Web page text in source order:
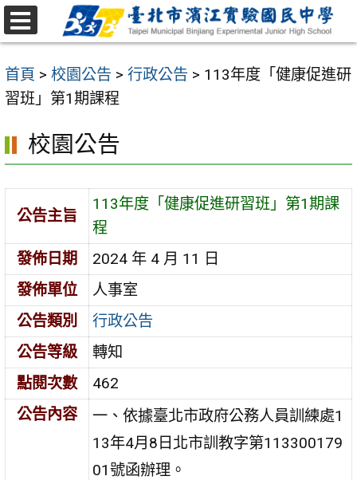
跳
至
要
內
區
首頁 > 校園公告 > 行政公告 > 113年度「健康促進研
習班」第1期課程
校園公告
公告主旨
113年度「健康促進研習班」第1期課
程
發佈日期
2024 年 4 月 11 日
發佈單位
人事室
公告類別
行政公告
公告等級
轉知
點閱次數
462
公告內容
一、依據臺北市政府公務人員訓練處1
13年4月8日北市訓教字第113300179
01號函辦理。
選
單